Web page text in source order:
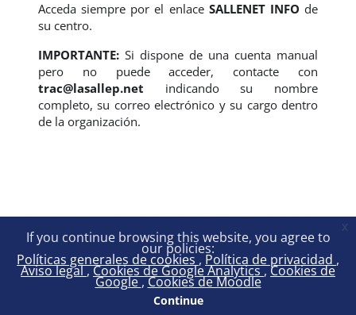
If you continue browsing this website, you agree to
our policies:
Políticas generales de cookies Política de privacidad
Aviso legal Cookies de Google Analytics Cookies de
Google Cookies de Moodle
Continue
x
Acceda siempre por el enlace SALLENET INFO de
su centro.
IMPORTANTE: Si dispone de una cuenta manual
pero no puede acceder, contacte con
trac@lasallep.net indicando su nombre
completo, su correo electrónico y su cargo dentro
de la organización.